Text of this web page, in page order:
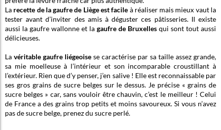
La recette de la gaufre de Liège est facile à réaliser mais mieux vaut la
tester avant d’inviter des amis à déguster ces pâtisseries. Il existe
aussi la gaufre wallonne et la gaufre de Bruxelles qui sont tout aussi
délicieuses.
La véritable gaufre liégeoise se caractérise par sa taille assez grande,
sa mie moelleuse à l’intérieur et son incomparable croustillant à
l’extérieur. Rien que d’y penser, j’en salive ! Elle est reconnaissable par
ses gros grains de sucre belges sur le dessus. Je précise « grains de
sucre belges » car, sans vouloir être chauvin, c’est le meilleur ! Celui
de France a des grains trop petits et moins savoureux. Si vous n’avez
pas de sucre belge, prenez du sucre perlé.